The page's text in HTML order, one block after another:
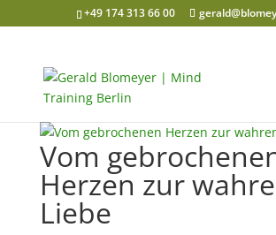
+49 174 313 66 00
Vom
Herzen zur
Liebe